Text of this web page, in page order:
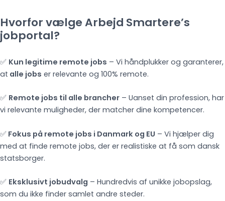
Hvorfor vælge Arbejd Smartere’s
jobportal?
✅ Kun legitime remote jobs – Vi håndplukker og garanterer,
at alle jobs er relevante og 100% remote.
✅ Remote jobs til alle brancher – Uanset din profession, har
vi relevante muligheder, der matcher dine kompetencer.
✅ Fokus på remote jobs i Danmark og EU – Vi hjælper dig
med at finde remote jobs, der er realistiske at få som dansk
statsborger.
✅ Eksklusivt jobudvalg – Hundredvis af unikke jobopslag,
som du ikke finder samlet andre steder.